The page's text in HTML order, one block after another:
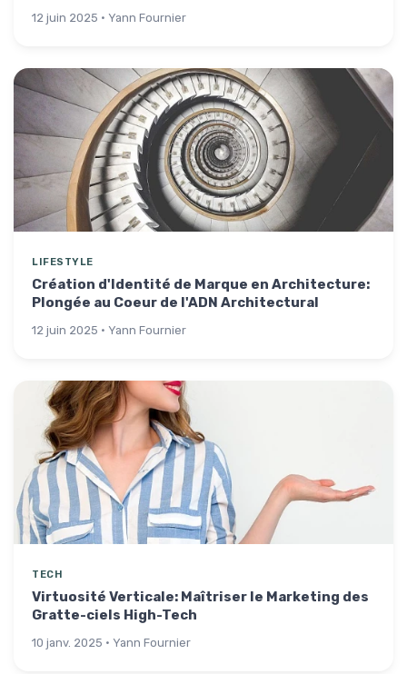
12 juin 2025 · Yann Fournier
LIFESTYLE
Création d'Identité de Marque en Architecture:
Plongée au Coeur de l'ADN Architectural
12 juin 2025 · Yann Fournier
TECH
Virtuosité Verticale: Maîtriser le Marketing des
Gratte-ciels High-Tech
10 janv. 2025 · Yann Fournier